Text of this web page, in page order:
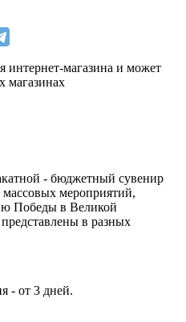
интернет-магазина и может
магазинах
- бюджетный сувенир
массовых мероприятий,
Победы в Великой
в разных
- от 3 дней.